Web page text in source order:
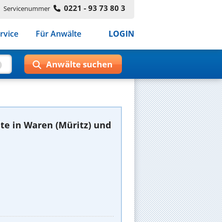
Servicenummer 0221 - 93 73 80 3
Für Anwälte LOGIN
in Waren (Müritz) und